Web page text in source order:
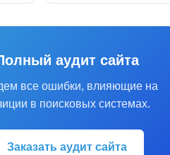
аудит сайта
все ошибки, влияющие на
в поисковых системах.
Заказать аудит сайта